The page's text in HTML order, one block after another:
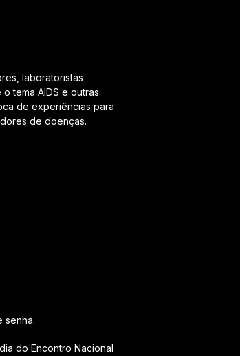
laboratoristas
tema AIDS e outras
de experiências para
de doenças.
senha.
do Encontro Nacional